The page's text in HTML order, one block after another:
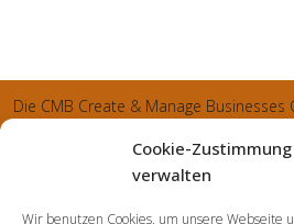
Cookie-Zustimmung
verwalten
Wir benutzen Cookies, um unsere Webseite
Die CMB Create & Manage
und sämtliche generierte Aufträge an